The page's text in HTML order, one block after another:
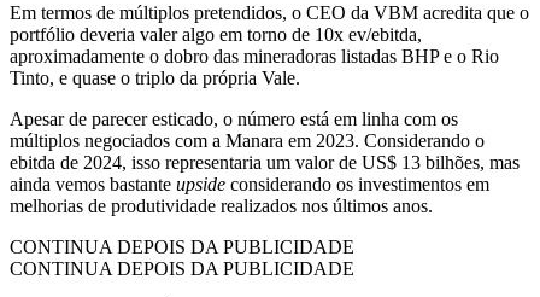
Em termos de múltiplos pretendidos, o CEO da VBM acredita que o
portfólio deveria valer algo em torno de 10x ev/ebitda,
aproximadamente o dobro das mineradoras listadas BHP e o Rio
Tinto, e quase o triplo da própria Vale.
Apesar de parecer esticado, o número está em linha com os
múltiplos negociados com a Manara em 2023. Considerando o
ebitda de 2024, isso representaria um valor de US$ 13 bilhões, mas
ainda vemos bastante upside considerando os investimentos em
melhorias de produtividade realizados nos últimos anos.
CONTINUA DEPOIS DA PUBLICIDADE
CONTINUA DEPOIS DA PUBLICIDADE